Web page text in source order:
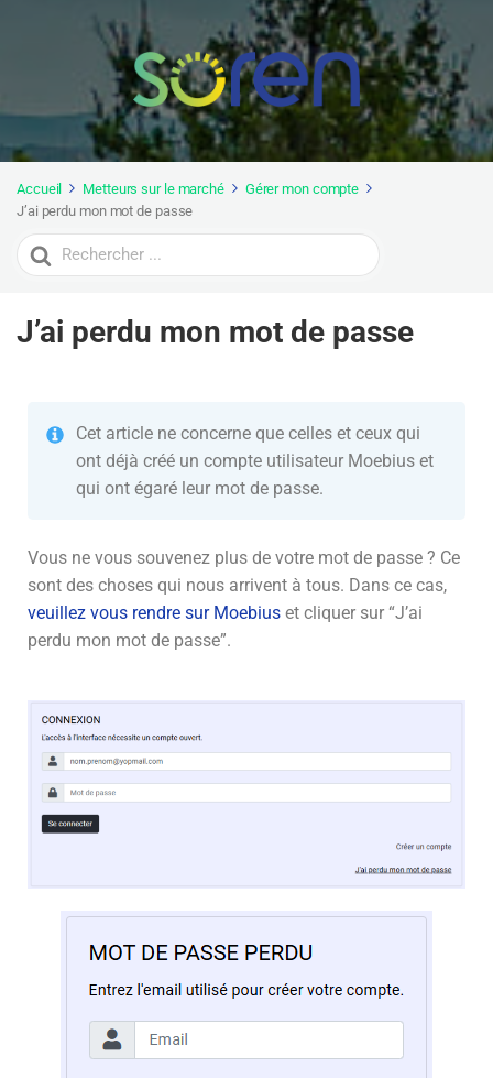
Accueil Metteurs sur le marché
Gérer mon compte
J’ai perdu mon mot de passe
Search
For
J’ai perdu mon mot de passe
Cet article ne concerne que celles et ceux qui
ont déjà créé un compte utilisateur Moebius et
qui ont égaré leur mot de passe.
Vous ne vous souvenez plus de votre mot de passe ? Ce
sont des choses qui nous arrivent à tous. Dans ce cas,
veuillez vous rendre sur Moebius et cliquer sur “J’ai
perdu mon mot de passe”.